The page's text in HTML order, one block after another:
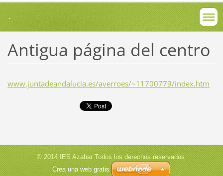
.
Antigua página del centro
www.juntadeandalucia.es/averroes/~11700779/index.htm
© 2014 IES Azahar Todos los derechos reservados.
Crea una web gratis